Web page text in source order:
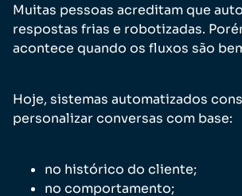
Muitas pessoas acreditam que
respostas frias e robotizadas.
acontece quando os fluxos são
Hoje, sistemas automatizados
personalizar conversas com base:
no histórico do cliente;
no comportamento;